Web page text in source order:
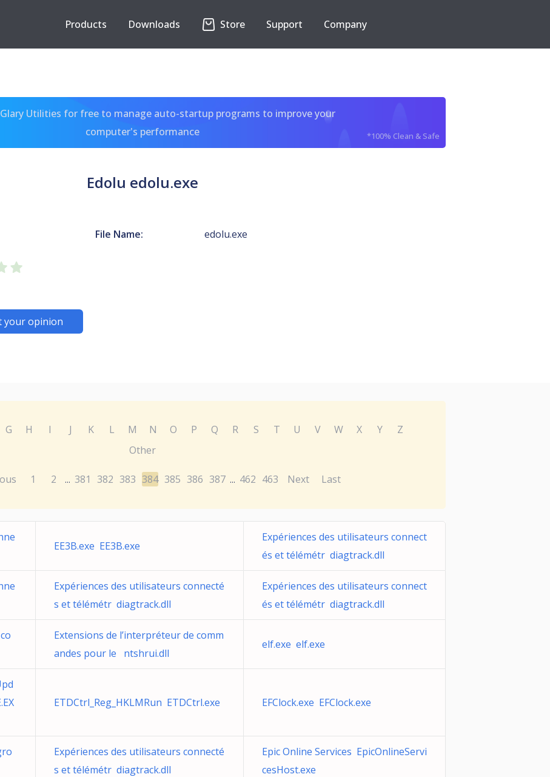
Products Downloads Store Support Company
Utilities for free to manage auto-startup programs to improve your
computer's performance
*100% Clean & Safe
Edolu edolu.exe
File Name: edolu.exe
your opinion
G H I J K L M N O P Q R S T U V W X Y
Z
Other
1 2 ... 381 382 383 384 385 386 387 ... 462 463 Next Last
EE3B.exe EE3B.exe
Expériences des utilisateurs connect
és et télémétr diagtrack.dll
Expériences des utilisateurs connecté
s et télémétr diagtrack.dll
Expériences des utilisateurs connect
és et télémétr diagtrack.dll
Extensions de l’interpréteur de comm
andes pour le ntshrui.dll
elf.exe elf.exe
ETDCtrl_Reg_HKLMRun ETDCtrl.exe EFClock.exe EFClock.exe
Expériences des utilisateurs connecté
s et télémétr diagtrack.dll
Epic Online Services EpicOnlineServi
cesHost.exe